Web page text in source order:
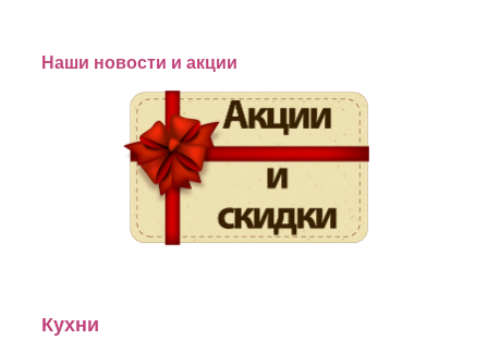
Наши новости и акции
Кухни